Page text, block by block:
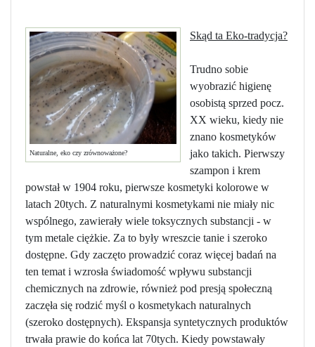
Naturalne, eko czy zrównoważone?
Skąd ta Eko-tradycja?
Trudno sobie
wyobrazić higienę
osobistą sprzed pocz.
XX wieku, kiedy nie
znano kosmetyków
jako takich. Pierwszy
szampon i krem
powstał w 1904 roku, pierwsze kosmetyki kolorowe w
latach 20tych. Z naturalnymi kosmetykami nie miały nic
wspólnego, zawierały wiele toksycznych substancji - w
tym metale ciężkie. Za to były wreszcie tanie i szeroko
dostępne. Gdy zaczęto prowadzić coraz więcej badań na
ten temat i wzrosła świadomość wpływu substancji
chemicznych na zdrowie, również pod presją społeczną
zaczęła się rodzić myśl o kosmetykach naturalnych
(szeroko dostępnych). Ekspansja syntetycznych produktów
trwała prawie do końca lat 70tych. Kiedy powstawały